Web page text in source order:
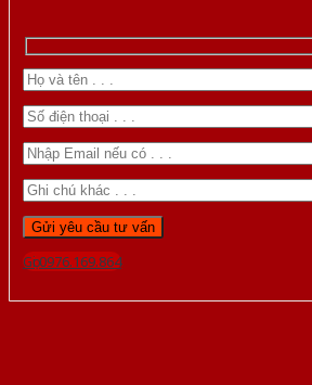
Gọi 0976.169.864